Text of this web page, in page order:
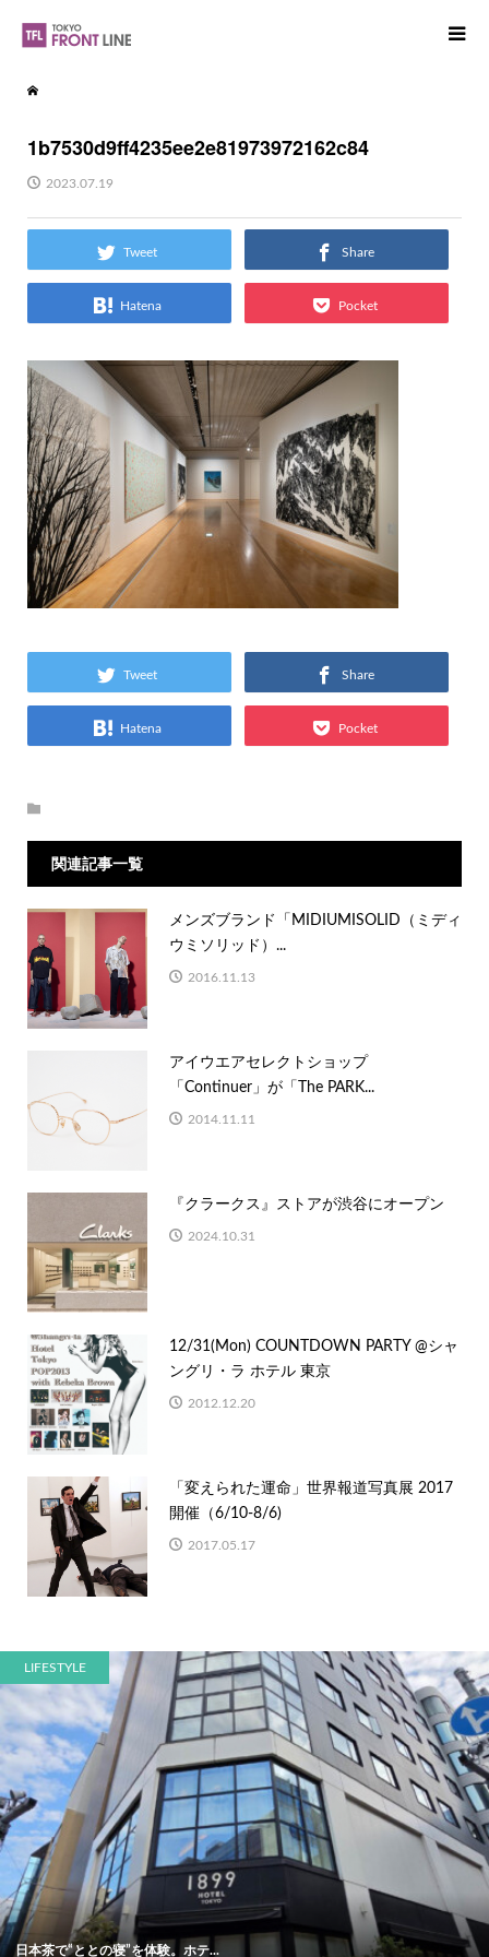
1b7530d9ff4235ee2e81973972162c84
2023.07.19
Tweet Share
Hatena Pocket
Tweet Share
Hatena Pocket
関連記事一覧
メンズブランド「MIDIUMISOLID（ミディ
ウミソリッド）...
2016.11.13
アイウエアセレクトショップ
「Continuer」が「The PARK...
2014.11.11
『クラークス』ストアが渋谷にオープン
2024.10.31
12/31(Mon) COUNTDOWN PARTY @シャ
ングリ・ラ ホテル 東京
2012.12.20
「変えられた運命」世界報道写真展 2017
開催（6/10-8/6)
2017.05.17
LIFESTYLE
日本茶で“ととの寝”を体験。ホテ...